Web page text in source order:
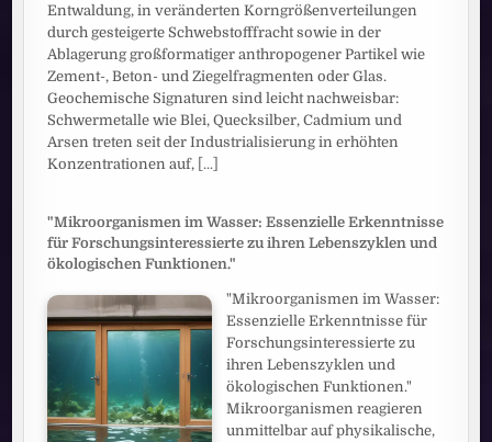
Entwaldung, in veränderten Korngrößenverteilungen
durch gesteigerte Schwebstofffracht sowie in der
Ablagerung großformatiger anthropogener Partikel wie
Zement-, Beton- und Ziegelfragmenten oder Glas.
Geochemische Signaturen sind leicht nachweisbar:
Schwermetalle wie Blei, Quecksilber, Cadmium und
Arsen treten seit der Industrialisierung in erhöhten
Konzentrationen auf, [...]
"Mikroorganismen im Wasser: Essenzielle Erkenntnisse
für Forschungsinteressierte zu ihren Lebenszyklen und
ökologischen Funktionen."
"Mikroorganismen im Wasser:
Essenzielle Erkenntnisse für
Forschungsinteressierte zu
ihren Lebenszyklen und
ökologischen Funktionen."
Mikroorganismen reagieren
unmittelbar auf physikalische,